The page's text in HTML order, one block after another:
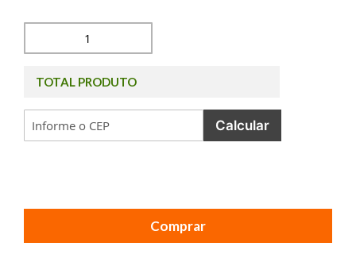
TOTAL PRODUTO
Calcular
Comprar